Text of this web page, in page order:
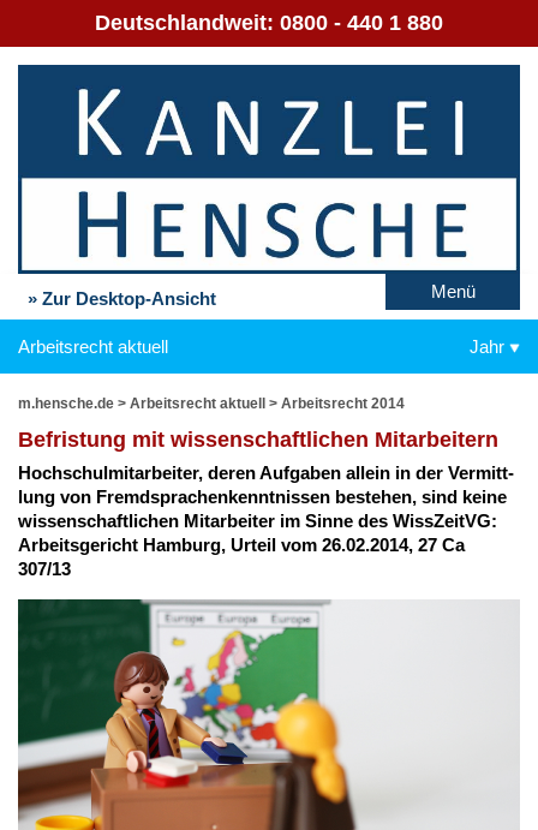
Deutschlandweit: 0800 - 440 1 880
» Zur Desktop-Ansicht Menü
Arbeitsrecht aktuell Jahr
m.hensche.de > Arbeitsrecht aktuell > Arbeitsrecht 2014
Be­fris­tung mit wis­sen­schaft­li­chen Mit­ar­bei­tern
Hoch­schul­mit­ar­bei­ter, de­ren Auf­ga­ben al­lein in der Ver­mitt­
lung von Fremd­spra­chen­kennt­nis­sen be­ste­hen, sind kei­ne
wis­sen­schaft­li­chen Mit­ar­bei­ter im Sin­ne des Wiss­Zeit­VG:
Ar­beits­ge­richt Ham­burg, Ur­teil vom 26.02.2014, 27 Ca
307/13